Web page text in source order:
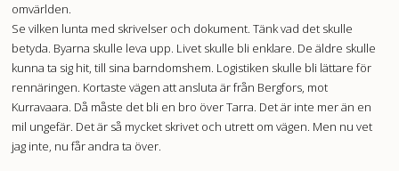
omvärlden.
Se vilken lunta med skrivelser och dokument. Tänk vad det skulle
betyda. Byarna skulle leva upp. Livet skulle bli enklare. De äldre skulle
kunna ta sig hit, till sina barndomshem. Logistiken skulle bli lättare för
rennäringen. Kortaste vägen att ansluta är från Bergfors, mot
Kurravaara. Då måste det bli en bro över Tarra. Det är inte mer än en
mil ungefär. Det är så mycket skrivet och utrett om vägen. Men nu vet
jag inte, nu får andra ta över.